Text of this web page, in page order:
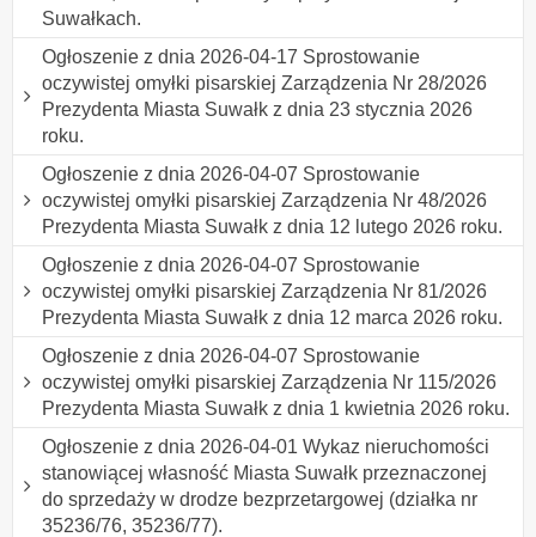
Suwałkach.
Ogłoszenie z dnia 2026-04-17 Sprostowanie
oczywistej omyłki pisarskiej Zarządzenia Nr 28/2026
Prezydenta Miasta Suwałk z dnia 23 stycznia 2026
roku.
Ogłoszenie z dnia 2026-04-07 Sprostowanie
oczywistej omyłki pisarskiej Zarządzenia Nr 48/2026
Prezydenta Miasta Suwałk z dnia 12 lutego 2026 roku.
Ogłoszenie z dnia 2026-04-07 Sprostowanie
oczywistej omyłki pisarskiej Zarządzenia Nr 81/2026
Prezydenta Miasta Suwałk z dnia 12 marca 2026 roku.
Ogłoszenie z dnia 2026-04-07 Sprostowanie
oczywistej omyłki pisarskiej Zarządzenia Nr 115/2026
Prezydenta Miasta Suwałk z dnia 1 kwietnia 2026 roku.
Ogłoszenie z dnia 2026-04-01 Wykaz nieruchomości
stanowiącej własność Miasta Suwałk przeznaczonej
do sprzedaży w drodze bezprzetargowej (działka nr
35236/76, 35236/77).